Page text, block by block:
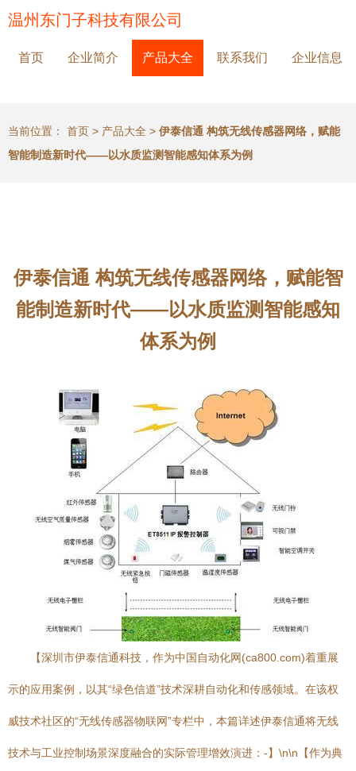
温州东门子科技有限公司
首页 企业简介 产品大全 联系我们 企业信息
当前位置： 首页 > 产品大全 > 伊泰信通 构筑无线传感器网络，赋能
智能制造新时代——以水质监测智能感知体系为例
伊泰信通 构筑无线传感器网络，赋能智
能制造新时代——以水质监测智能感知
体系为例
【深圳市伊泰信通科技，作为中国自动化网(ca800.com)着重展
示的应用案例，以其“绿色信道”技术深耕自动化和传感领域。在该权
威技术社区的“无线传感器物联网”专栏中，本篇详述伊泰信通将无线
技术与工业控制场景深度融合的实际管理增效演进：-】\n\n【作为典